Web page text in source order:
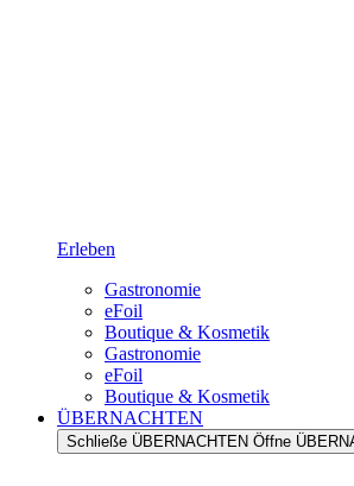
Erleben
Gastronomie
eFoil
Boutique & Kosmetik
Gastronomie
eFoil
Boutique & Kosmetik
ÜBERNACHTEN
Schließe ÜBERNACHTEN Öffne